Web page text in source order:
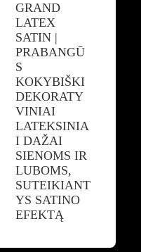
GRAND
LATEX
SATIN |
PRABANGŪ
S
KOKYBIŠKI
DEKORATY
VINIAI
LATEKSINIA
I DAŽAI
SIENOMS IR
LUBOMS,
SUTEIKIANT
YS SATINO
EFEKTĄ